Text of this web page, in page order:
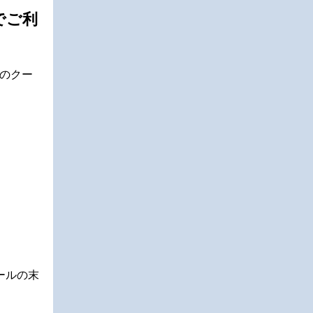
利
クー
ルの末